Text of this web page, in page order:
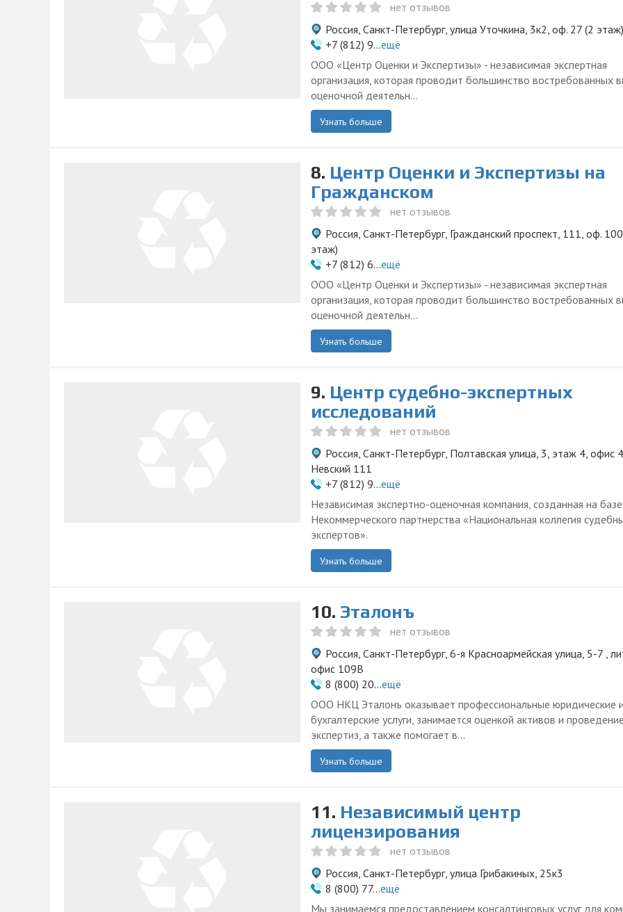
нет отзывов
Россия, Санкт-Петербург, улица Уточкина, 3к2, оф. 27 (2 этаж)
+7 (812) 9...ещё
ООО «Центр Оценки и Экспертизы» - независимая экспертная
организация, которая проводит большинство востребованных
оценочной деятельн...
Узнать больше
8. Центр Оценки и Экспертизы на
Гражданском
нет отзывов
Россия, Санкт-Петербург, Гражданский проспект, 111, оф.
этаж)
+7 (812) 6...ещё
ООО «Центр Оценки и Экспертизы» - независимая экспертная
организация, которая проводит большинство востребованных
оценочной деятельн...
Узнать больше
9. Центр судебно-экспертных
исследований
нет отзывов
Россия, Санкт-Петербург, Полтавская улица, 3, этаж 4, офис
Невский 111
+7 (812) 9...ещё
Независимая экспертно-оценочная компания, созданная на базе
Некоммерческого партнерства «Национальная коллегия
экспертов».
Узнать больше
10. Эталонъ
нет отзывов
Россия, Санкт-Петербург, 6-я Красноармейская улица, 5-7 ,
офис 109В
8 (800) 20...ещё
ООО НКЦ Эталонъ оказывает профессиональные юридические и
бухгалтерские услуги, занимается оценкой активов и
экспертиз, а также помогает в...
Узнать больше
11. Независимый центр
лицензирования
нет отзывов
Россия, Санкт-Петербург, улица Грибакиных, 25к3
8 (800) 77...ещё
Мы занимаемся предоставлением консалтинговых услуг для